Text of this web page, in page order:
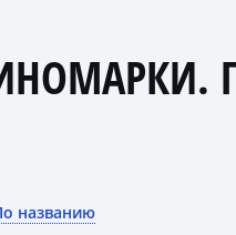
названию